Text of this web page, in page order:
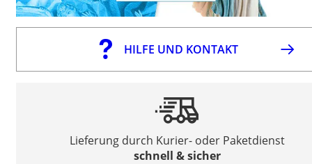
HILFE UND KONTAKT
Lieferung durch Kurier- oder Paketdienst
schnell & sicher